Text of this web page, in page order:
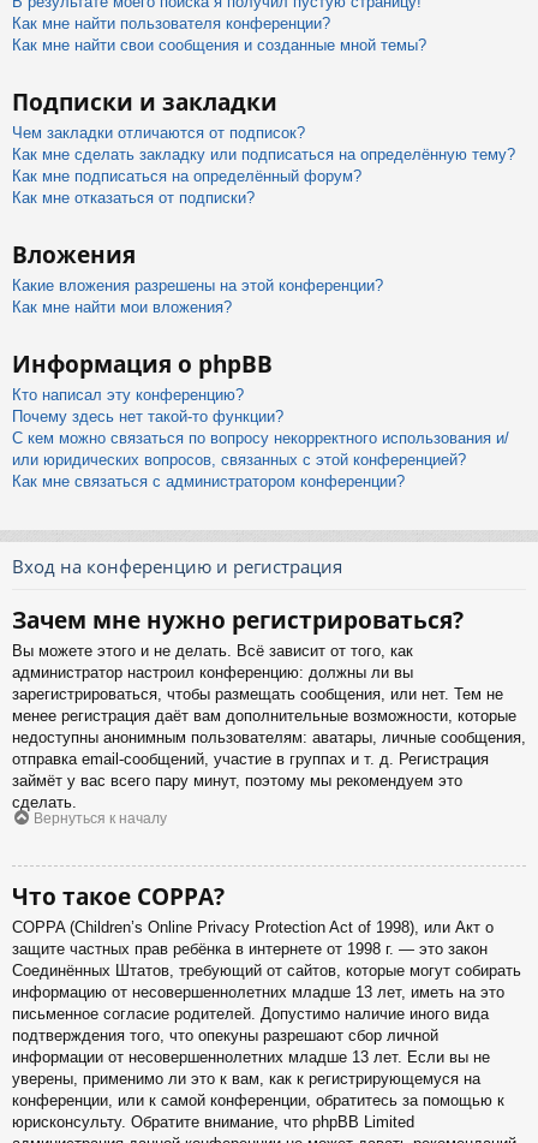
Как мне найти пользователя конференции?
Как мне найти свои сообщения и созданные мной темы?
Подписки и закладки
Чем закладки отличаются от подписок?
Как мне сделать закладку или подписаться на определённую тему?
Как мне подписаться на определённый форум?
Как мне отказаться от подписки?
Вложения
Какие вложения разрешены на этой конференции?
Как мне найти мои вложения?
Информация о phpBB
Кто написал эту конференцию?
Почему здесь нет такой-то функции?
С кем можно связаться по вопросу некорректного использования и/
или юридических вопросов, связанных с этой конференцией?
Как мне связаться с администратором конференции?
Вход на конференцию и регистрация
Зачем мне нужно регистрироваться?
Вы можете этого и не делать. Всё зависит от того, как
администратор настроил конференцию: должны ли вы
зарегистрироваться, чтобы размещать сообщения, или нет. Тем не
менее регистрация даёт вам дополнительные возможности, которые
недоступны анонимным пользователям: аватары, личные сообщения,
отправка email-сообщений, участие в группах и т. д. Регистрация
займёт у вас всего пару минут, поэтому мы рекомендуем это
сделать.
Вернуться к началу
Что такое COPPA?
COPPA (Children’s Online Privacy Protection Act of 1998), или Акт о
защите частных прав ребёнка в интернете от 1998 г. — это закон
Соединённых Штатов, требующий от сайтов, которые могут собирать
информацию от несовершеннолетних младше 13 лет, иметь на это
письменное согласие родителей. Допустимо наличие иного вида
подтверждения того, что опекуны разрешают сбор личной
информации от несовершеннолетних младше 13 лет. Если вы не
уверены, применимо ли это к вам, как к регистрирующемуся на
конференции, или к самой конференции, обратитесь за помощью к
юрисконсульту. Обратите внимание, что phpBB Limited